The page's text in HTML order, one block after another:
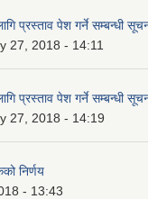
प्रस्ताव पेश गर्ने सम्बन्धी
27, 2018 - 14:11
प्रस्ताव पेश गर्ने सम्बन्धी
27, 2018 - 14:19
निर्णय
- 13:43